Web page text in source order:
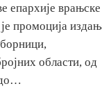
епархије
промоција
области, од